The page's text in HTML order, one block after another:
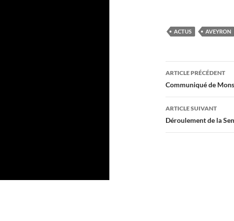
ACTUS AVEYRON
Navigation
des
articles
ARTICLE PRÉCÉDENT
Communiqué de
ARTICLE SUIVANT
Déroulement de la